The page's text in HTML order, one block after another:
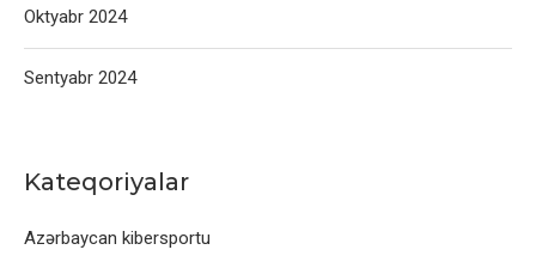
Oktyabr 2024
Sentyabr 2024
Kateqoriyalar
Azərbaycan kibersportu